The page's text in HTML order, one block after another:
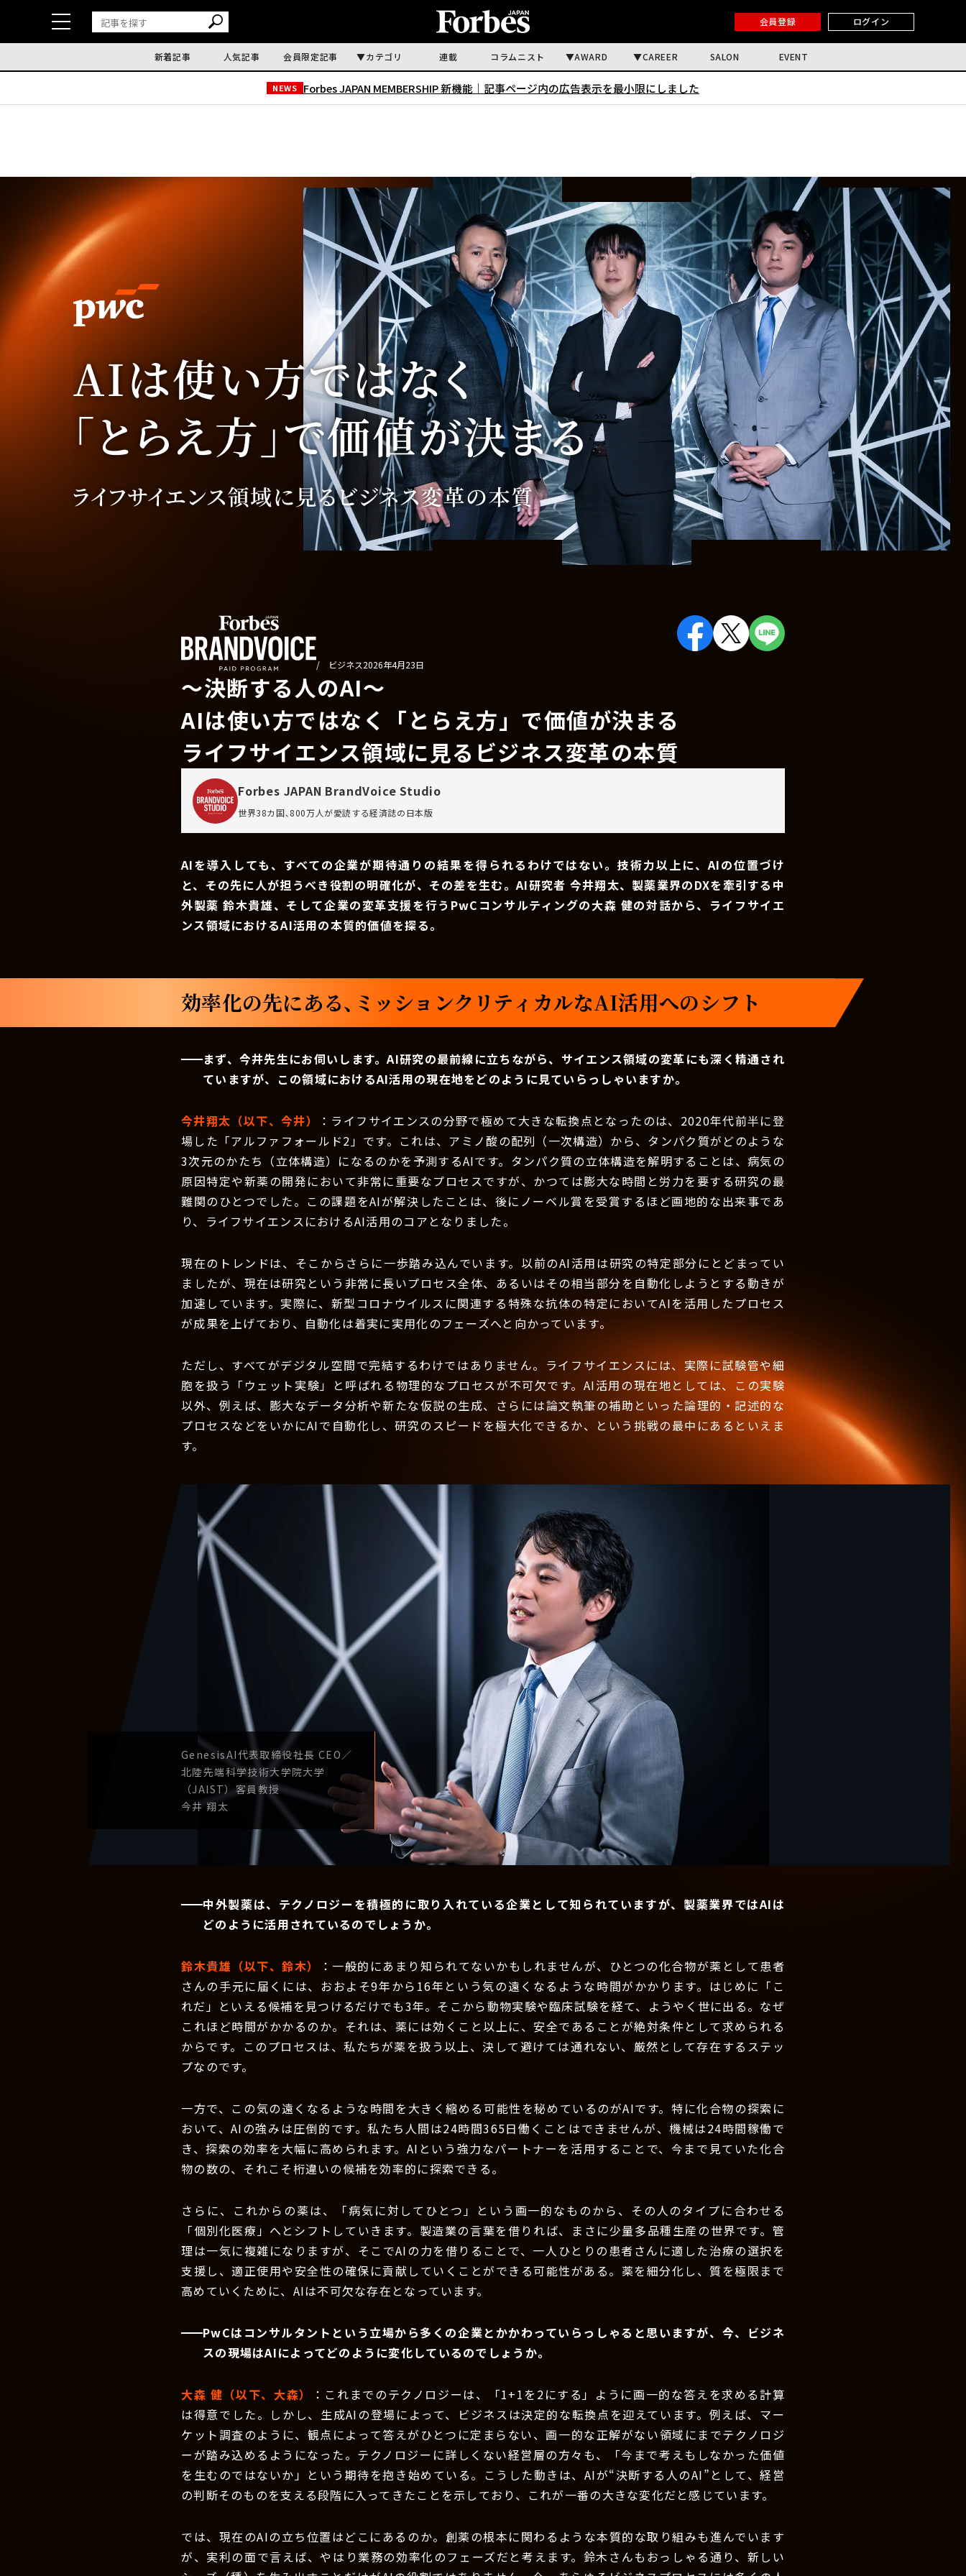
会員登録 ログイン
新着記事 人気記事 会員限定記事 カテゴリ 連載 コラムニスト AWARD CAREER SALON EVENT
NEWS Forbes JAPAN MEMBERSHIP 新機能｜ 記事ページ内の広告表示を最小限にしました
/ ビジネス2026年4月23日
〜決断する人のAI〜
AIは使い方ではなく「とらえ方」で価値が決まる
ライフサイエンス領域に見るビジネス変革の本質
Forbes JAPAN BrandVoice Studio
世界38カ国､800万人が愛読する経済誌の日本版
AIを導入しても、すべての企業が期待通りの結果を得られるわけではない。技術力以上に、AIの位置づけ
と、その先に人が担うべき役割の明確化が、その差を生む。AI研究者 今井翔太、製薬業界のDXを牽引する中
外製薬 鈴木貴雄、そして企業の変革支援を行うPwCコンサルティングの大森 健の対話から、ライフサイエ
ンス領域におけるAI活用の本質的価値を探る。
効率化の先にある、ミッションクリティカルなAI活用へのシフト
まず、今井先生にお伺いします。AI研究の最前線に立ちながら、サイエンス領域の変革にも深く精通され
ていますが、この領域におけるAI活用の現在地をどのように見ていらっしゃいますか。
今井翔太（以下、今井）
：ライフサイエンスの分野で極めて大きな転換点となったのは、2020年代前半に登
場した「アルファフォールド2」です。これは、アミノ酸の配列（一次構造）から、タンパク質がどのような
3次元のかたち（立体構造）になるのかを予測するAIです。タンパク質の立体構造を解明することは、病気の
原因特定や新薬の開発において非常に重要なプロセスですが、かつては膨大な時間と労力を要する研究の最
難関のひとつでした。この課題をAIが解決したことは、後にノーベル賞を受賞するほど画地的な出来事であ
り、ライフサイエンスにおけるAI活用のコアとなりました。
現在のトレンドは、そこからさらに一歩踏み込んでいます。以前のAI活用は研究の特定部分にとどまってい
ましたが、現在は研究という非常に長いプロセス全体、あるいはその相当部分を自動化しようとする動きが
加速しています。実際に、新型コロナウイルスに関連する特殊な抗体の特定においてAIを活用したプロセス
が成果を上げており、自動化は着実に実用化のフェーズへと向かっています。
ただし、すべてがデジタル空間で完結するわけではありません。ライフサイエンスには、実際に試験管や細
胞を扱う「ウェット実験」と呼ばれる物理的なプロセスが不可欠です。AI活用の現在地としては、この実験
以外、例えば、膨大なデータ分析や新たな仮説の生成、さらには論文執筆の補助といった論理的・記述的な
プロセスなどをいかにAIで自動化し、研究のスピードを極大化できるか、という挑戦の最中にあるといえま
す。
GenesisAI代表取締役社長 CEO／
北陸先端科学技術大学院大学
（JAIST）客員教授
今井 翔太
中外製薬は、テクノロジーを積極的に取り入れている企業として知られていますが、製薬業界ではAIは
どのように活用されているのでしょうか。
鈴木貴雄（以下、鈴木）
：一般的にあまり知られてないかもしれませんが、ひとつの化合物が薬として患者
さんの手元に届くには、おおよそ9年から16年という気の遠くなるような時間がかかります。はじめに「こ
れだ」といえる候補を見つけるだけでも3年。そこから動物実験や臨床試験を経て、ようやく世に出る。なぜ
これほど時間がかかるのか。それは、薬には効くこと以上に、安全であることが絶対条件として求められる
からです。このプロセスは、私たちが薬を扱う以上、決して避けては通れない、厳然として存在するステッ
プなのです。
一方で、この気の遠くなるような時間を大きく縮める可能性を秘めているのがAIです。特に化合物の探索に
おいて、AIの強みは圧倒的です。私たち人間は24時間365日働くことはできませんが、機械は24時間稼働で
き、探索の効率を大幅に高められます。AIという強力なパートナーを活用することで、今まで見ていた化合
物の数の、それこそ桁違いの候補を効率的に探索できる。
さらに、これからの薬は、「病気に対してひとつ」という画一的なものから、その人のタイプに合わせる
「個別化医療」へとシフトしていきます。製造業の言葉を借りれば、まさに少量多品種生産の世界です。管
理は一気に複雑になりますが、そこでAIの力を借りることで、一人ひとりの患者さんに適した治療の選択を
支援し、適正使用や安全性の確保に貢献していくことができる可能性がある。薬を細分化し、質を極限まで
高めていくために、AIは不可欠な存在となっています。
PwCはコンサルタントという立場から多くの企業とかかわっていらっしゃると思いますが、今、ビジネ
スの現場はAIによってどのように変化しているのでしょうか。
大森 健（以下、大森）
：これまでのテクノロジーは、「1+1を2にする」ように画一的な答えを求める計算
は得意でした。しかし、生成AIの登場によって、ビジネスは決定的な転換点を迎えています。例えば、マー
ケット調査のように、観点によって答えがひとつに定まらない、画一的な正解がない領域にまでテクノロジ
ーが踏み込めるようになった。テクノロジーに詳しくない経営層の方々も、「今まで考えもしなかった価値
を生むのではないか」という期待を抱き始めている。こうした動きは、AIが“決断する人のAI”として、経営
の判断そのものを支える段階に入ってきたことを示しており、これが一番の大きな変化だと感じています。
では、現在のAIの立ち位置はどこにあるのか。創薬の根本に関わるような本質的な取り組みも進んでいます
が、実利の面で言えば、やはり業務の効率化のフェーズだと考えます。鈴木さんもおっしゃる通り、新しい